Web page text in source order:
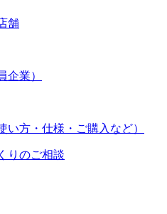
舗
企業）
い方・仕様・ご購入など）
りのご相談